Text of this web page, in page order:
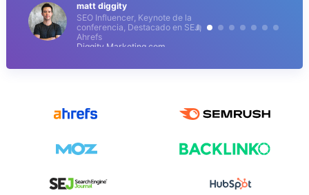
matt diggity
SEO Influencer, Keynote de la
conferencia, Destacado en SEJ,
Ahrefs
Diggity Marketing.com